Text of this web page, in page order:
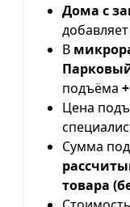
Дома с
В
подъёма
Цена
Сумма
товара